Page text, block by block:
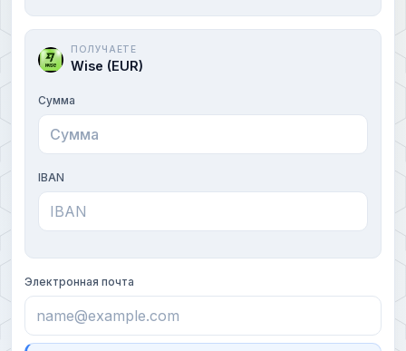
ПОЛУЧАЕТЕ
Wise (EUR)
Сумма
IBAN
Электронная почта